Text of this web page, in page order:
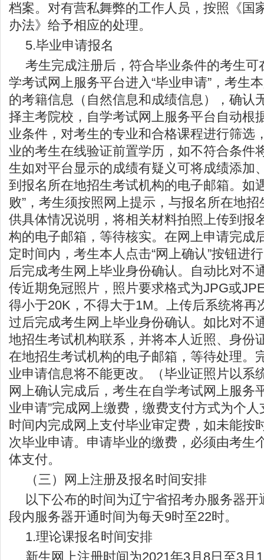
档案。对有营私舞弊的工作人员，按照《国
办法》给予相应的处理。
5.毕业申请报名
考生完成注册后，符合毕业条件的考生可
学考试网上服务平台进入“毕业申请”，考生
的考籍信息（自然信息和成绩信息），确认
择主考院校，自学考试网上服务平台自动根
业条件，对考生的专业和合格课程进行筛选
业的考生在线验证前置学历，如不符合条件
生如对平台显示的成绩有疑义可将成绩添加
到报名所在地招生考试机构的电子邮箱。如
败”，考生须按照网上提示，与报名所在地
供具体情况说明，将相关材料拍照上传到报
构的电子邮箱，等待核实。在网上申请完成
定时间内，考生本人点击“网上确认”按钮进
后完成考生网上毕业身份确认。自动比对不
传近期免冠照片，照片要求格式为JPG或
得小于20K，不得大于1M。上传后系统将再
过后完成考生网上毕业身份确认。如比对不
地招生考试机构联系，并将本人近照、身份
在地招生考试机构的电子邮箱，等待处理。
业申请信息将不能更改。（毕业证照片以系
网上确认完成后，考生在自学考试网上服务
业申请”完成网上缴费，缴费支付方式为个
时间内完成网上支付毕业审定费，如未能按
次毕业申请。申请毕业的缴费，必须由考生
体支付。
（三）网上注册及报名时间安排
以下公布的时间为辽宁省招考办服务器
段内服务器开通时间为每天9时至22时。
1.理论课报名时间安排
新生网上注册时间为2021年3月8日至3月